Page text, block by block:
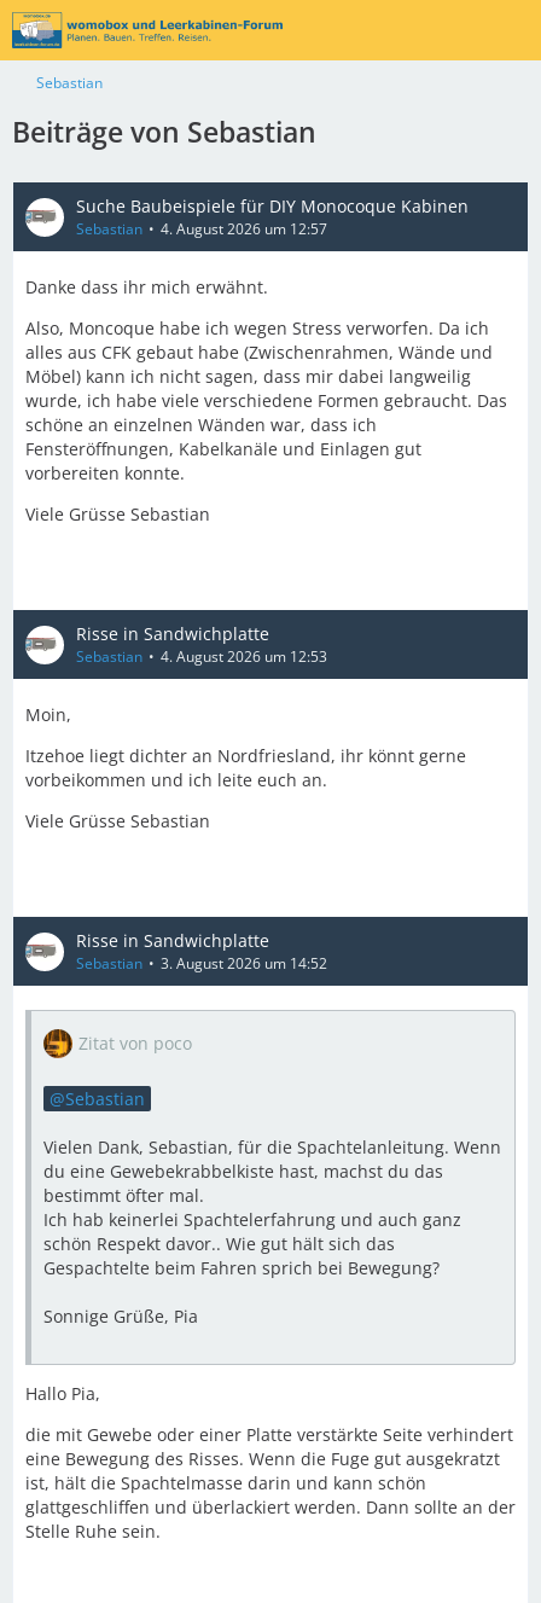
Sebastian
Beiträge von Sebastian
Suche Baubeispiele für DIY Monocoque Kabinen
Sebastian 4. August 2026 um 12:57
Danke dass ihr mich erwähnt.
Also, Moncoque habe ich wegen Stress verworfen. Da ich
alles aus CFK gebaut habe (Zwischenrahmen, Wände und
Möbel) kann ich nicht sagen, dass mir dabei langweilig
wurde, ich habe viele verschiedene Formen gebraucht. Das
schöne an einzelnen Wänden war, dass ich
Fensteröffnungen, Kabelkanäle und Einlagen gut
vorbereiten konnte.
Viele Grüsse Sebastian
Risse in Sandwichplatte
Sebastian 4. August 2026 um 12:53
Moin,
Itzehoe liegt dichter an Nordfriesland, ihr könnt gerne
vorbeikommen und ich leite euch an.
Viele Grüsse Sebastian
Risse in Sandwichplatte
Sebastian 3. August 2026 um 14:52
Zitat von poco
Sebastian
Vielen Dank, Sebastian, für die Spachtelanleitung. Wenn
du eine Gewebekrabbelkiste hast, machst du das
bestimmt öfter mal.
Ich hab keinerlei Spachtelerfahrung und auch ganz
schön Respekt davor.. Wie gut hält sich das
Gespachtelte beim Fahren sprich bei Bewegung?
Sonnige Grüße, Pia
Hallo Pia,
die mit Gewebe oder einer Platte verstärkte Seite verhindert
eine Bewegung des Risses. Wenn die Fuge gut ausgekratzt
ist, hält die Spachtelmasse darin und kann schön
glattgeschliffen und überlackiert werden. Dann sollte an der
Stelle Ruhe sein.